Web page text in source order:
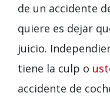
de un accidente
quiere es dejar
juicio.
tiene la culp o
accidente de